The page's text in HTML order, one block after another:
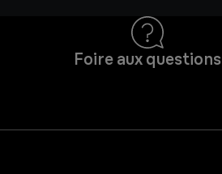
Foire aux questions